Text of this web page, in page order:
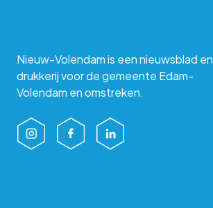
Nieuw-Volendam is een nieuwsblad en
drukkerij voor de gemeente Edam-
Volendam en omstreken.